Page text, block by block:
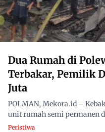
Dua Rumah di
Terbakar, Pemilik
Juta
POLMAN, Mekora.id –
unit rumah semi permanen
Peristiwa